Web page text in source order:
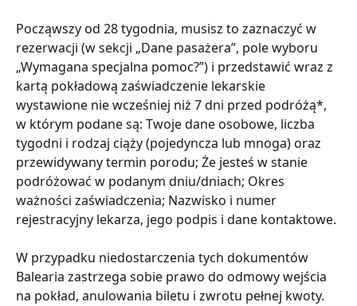
Począwszy od 28 tygodnia, musisz to zaznaczyć w
rezerwacji (w sekcji „Dane pasażera”, pole wyboru
„Wymagana specjalna pomoc?”) i przedstawić wraz z
kartą pokładową zaświadczenie lekarskie
wystawione nie wcześniej niż 7 dni przed podróżą*,
w którym podane są: Twoje dane osobowe, liczba
tygodni i rodzaj ciąży (pojedyncza lub mnoga) oraz
przewidywany termin porodu; Że jesteś w stanie
podróżować w podanym dniu/dniach; Okres
ważności zaświadczenia; Nazwisko i numer
rejestracyjny lekarza, jego podpis i dane kontaktowe.
W przypadku niedostarczenia tych dokumentów
Balearia zastrzega sobie prawo do odmowy wejścia
na pokład, anulowania biletu i zwrotu pełnej kwoty.